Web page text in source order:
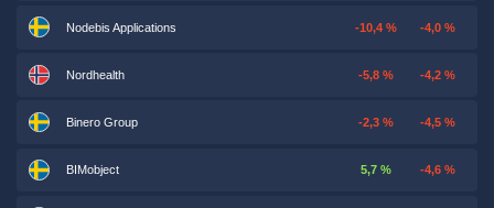
Nodebis Applications -10,4 % -4,0 %
Nordhealth -5,8 % -4,2 %
Binero Group -2,3 % -4,5 %
BIMobject 5,7 % -4,6 %